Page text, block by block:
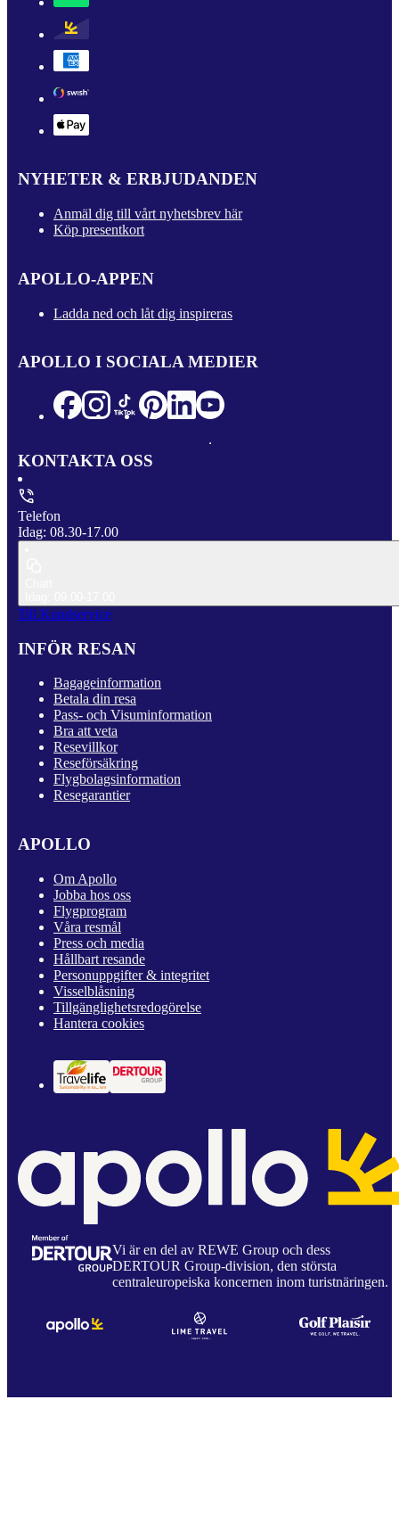
NYHETER & ERBJUDANDEN
Anmäl dig till vårt nyhetsbrev här
Köp presentkort
APOLLO-APPEN
Ladda ned och låt dig inspireras
APOLLO I SOCIALA MEDIER
KONTAKTA OSS
Telefon
Idag: 08.30-17.00
Till Kundservice
INFÖR RESAN
Bagageinformation
Betala din resa
Pass- och Visuminformation
Bra att veta
Resevillkor
Reseförsäkring
Flygbolagsinformation
Resegarantier
APOLLO
Om Apollo
Jobba hos oss
Flygprogram
Våra resmål
Press och media
Hållbart resande
Personuppgifter & integritet
Visselblåsning
Tillgänglighetsredogörelse
Hantera cookies
Vi är en del av REWE Group och dess
DERTOUR Group-division, den största
centraleuropeiska koncernen inom turistnäringen.